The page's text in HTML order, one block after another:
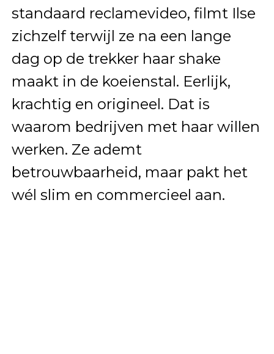
standaard reclamevideo, filmt Ilse
zichzelf terwijl ze na een lange
dag op de trekker haar shake
maakt in de koeienstal. Eerlijk,
krachtig en origineel. Dat is
waarom bedrijven met haar willen
werken. Ze ademt
betrouwbaarheid, maar pakt het
wél slim en commercieel aan.